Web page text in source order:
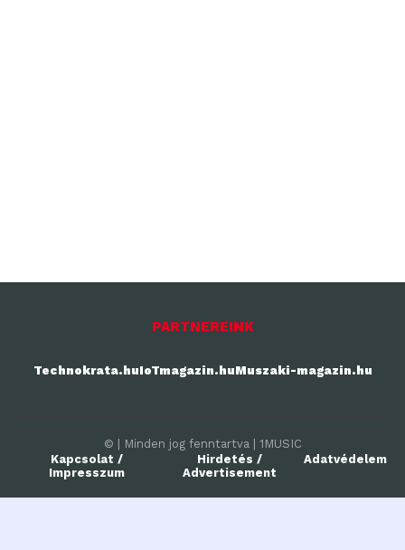
PARTNEREINK
Technokrata.huIoTmagazin.huMuszaki-magazin.hu
© | Minden jog fenntartva | 1MUSIC
Kapcsolat /
Impresszum
Hirdetés /
Advertisement
Adatvédelem